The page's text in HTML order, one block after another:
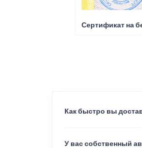
Сертификат на
Как быстро вы
У вас собственный